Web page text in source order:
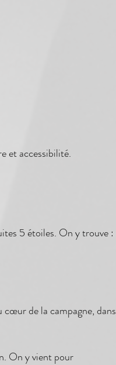
et accessibilité.
5 étoiles. On y trouve :
de la campagne, dans
On y vient pour